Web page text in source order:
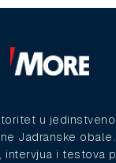
u
Jadranske
intervjua i testova